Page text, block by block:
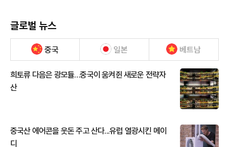
글로벌 뉴스
중국 일본 베트남
희토류 다음은 광모듈…중국이 움켜쥔 새로운 전략자
산
중국산 에어콘을 웃돈 주고 산다...유럽 열광시킨 메이
디